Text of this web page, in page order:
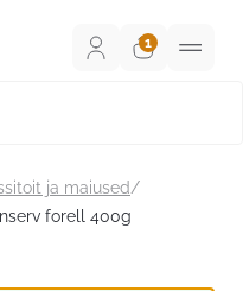
ja maiused/
forell 400g